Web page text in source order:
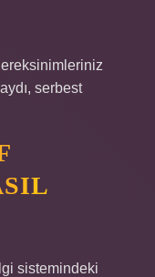
serbest
sistemindeki